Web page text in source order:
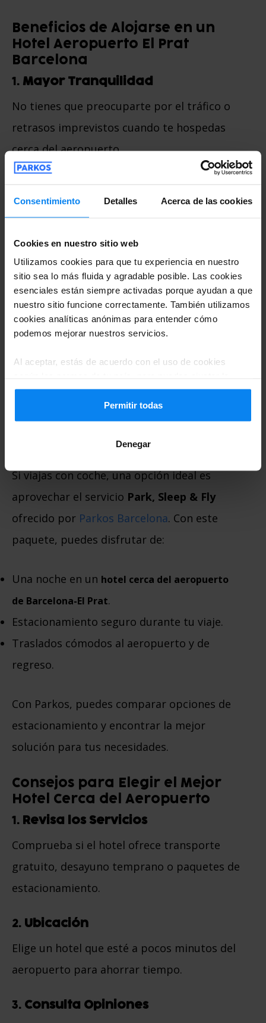
Consentimiento Detalles Acerca de las cookies
Cookies en nuestro sitio web
Utilizamos cookies para que tu experiencia en nuestro
sitio sea lo más fluida y agradable posible. Las cookies
esenciales están siempre activadas porque ayudan a que
nuestro sitio funcione correctamente. También utilizamos
cookies analíticas anónimas para entender cómo
podemos mejorar nuestros servicios.
Al aceptar, estás de acuerdo con el uso de cookies
configuración en cualquier momento. Para conocer todos
los detalles, consulta nuestra Política de privacidad
Permitir todas
Denegar
Beneficios de Alojarse en un
Hotel Aeropuerto El Prat
Barcelona
1. Mayor Tranquilidad
No tienes que preocuparte por el tráfico o
retrasos imprevistos cuando te hospedas
cerca del aeropuerto.
Los traslados rápidos te permiten optimizar
3.Servicios Adaptados
Hoteles como elhotel Barcelona
Aeropuerto El Pratsuelen incluir servicios
como transporte al aeropuerto,
Si viajas con coche, una opción ideal es
aprovechar el servicio Park, Sleep & Fly
ofrecido por Parkos Barcelona. Con este
paquete, puedes disfrutar de:
Una noche en un hotel cerca del aeropuerto
de Barcelona-El Prat.
Estacionamiento seguro durante tu viaje.
Traslados cómodos al aeropuerto y de
regreso.
Con Parkos, puedes comparar opciones de
estacionamiento y encontrar la mejor
solución para tus necesidades.
Consejos para Elegir el Mejor
Hotel Cerca del Aeropuerto
1. Revisa los Servicios
Comprueba si el hotel ofrece transporte
gratuito, desayuno temprano o paquetes de
estacionamiento.
2. Ubicación
Elige un hotel que esté a pocos minutos del
aeropuerto para ahorrar tiempo.
3. Consulta Opiniones